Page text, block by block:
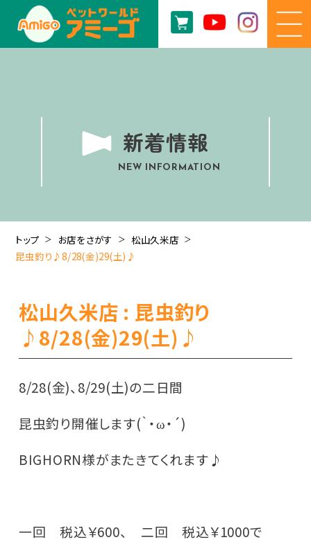
新着情報
NEW INFORMATION
トップ お店をさがす
松山久米店
昆虫釣り♪8/28(金)29(土)♪
松山久米店 : 昆虫釣り
♪8/28(金)29(土)♪
8/28(金)、8/29(土)の二日間
昆虫釣り開催します(｀・ω・´)
BIGHORN様がまたきてくれます♪
一回 税込￥600、 二回 税込￥1000で